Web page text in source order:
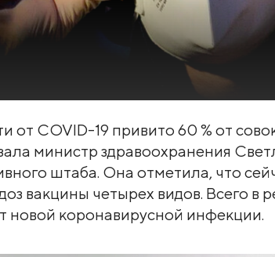
от COVID-19 привито 60 % от
министр здравоохранения
штаба. Она отметила, что
вакцины четырех видов. Всего в
новой коронавирусной инфекции.